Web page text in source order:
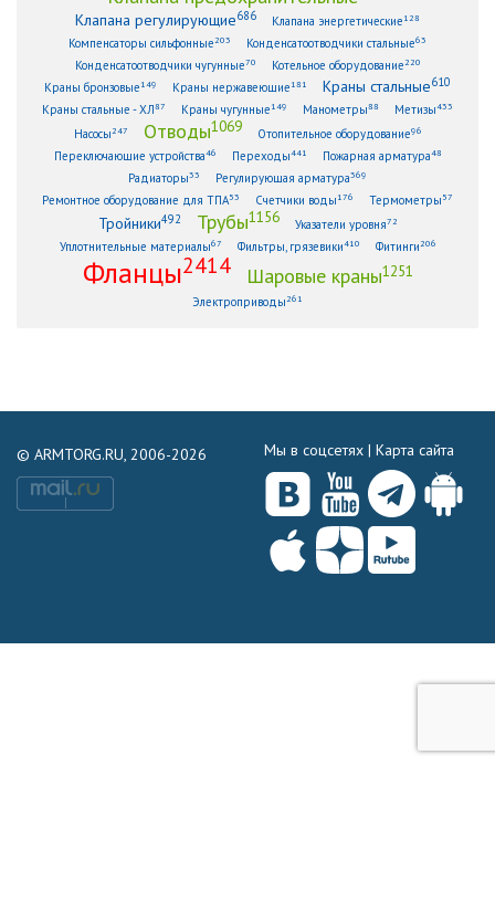
Клапана регулирующие686 Клапана энергетические128
Компенсаторы сильфонные203 Конденсатоотводчики стальные63
Конденсатоотводчики чугунные70 Котельное оборудование220
Краны бронзовые149 Краны нержавеющие181 Краны стальные610
Краны стальные - ХЛ87 Краны чугунные149 Манометры88 Метизы433
Насосы247 Отводы1069 Отопительное оборудование96
Переключающие устройства46 Переходы441 Пожарная арматура48
Радиаторы33 Регулирующая арматура369
Ремонтное оборудование для ТПА53 Счетчики воды176 Термометры 57
Тройники492 Трубы1156 Указатели уровня72
Уплотнительные материалы67 Фильтры, грязевики410 Фитинги206
Фланцы2414 Шаровые краны1251
Электроприводы261
© ARMTORG.RU, 2006-2026 Мы в соцсетях | Карта сайта